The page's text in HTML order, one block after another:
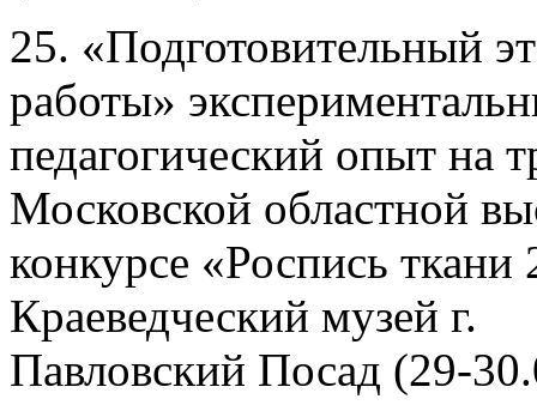
25. «Подготовительный
работы»
педагогический опыт на
Московской областной
конкурсе «Роспись ткани
Краеведческий музей г.
Павловский Посад (29-